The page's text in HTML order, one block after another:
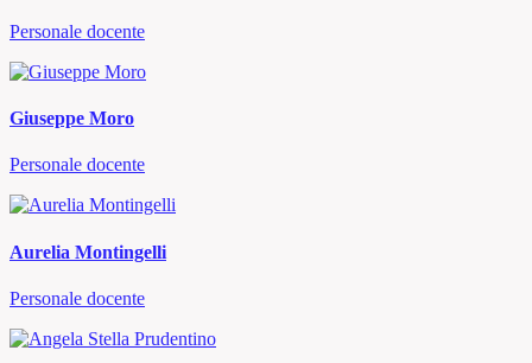
Personale docente
Giuseppe Moro
Personale docente
Aurelia Montingelli
Personale docente